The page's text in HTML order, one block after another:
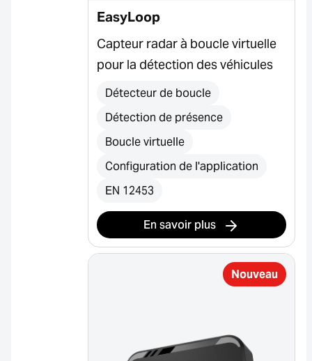
EasyLoop
Capteur radar à boucle virtuelle
pour la détection des véhicules
Détecteur de boucle
Détection de présence
Boucle virtuelle
Configuration de l'application
EN 12453
En savoir plus
Nouveau